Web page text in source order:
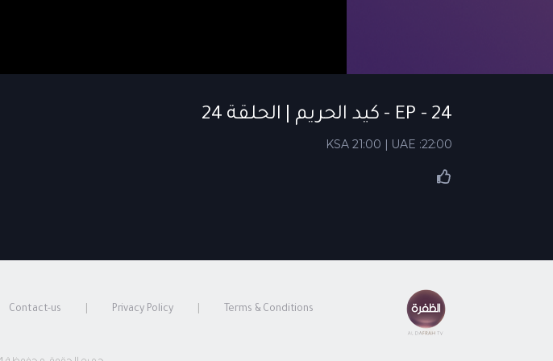
EP - 24 - كيد الحريم | الحلقة 24
KSA 21:00 | UAE :22:00
Terms & Conditions
Privacy Policy
Contact-us